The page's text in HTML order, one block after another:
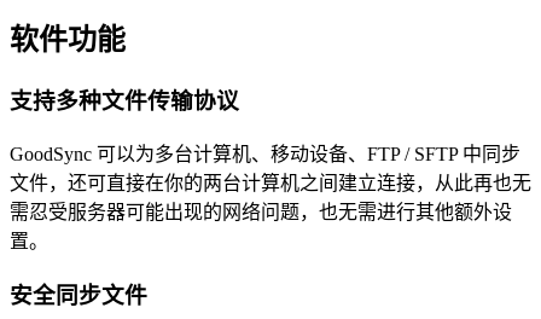
软件功能
支持多种文件传输协议
GoodSync 可以为多台计算机、移动设备、FTP / SFTP 中同步
文件，还可直接在你的两台计算机之间建立连接，从此再也无
需忍受服务器可能出现的网络问题，也无需进行其他额外设
置。
安全同步文件